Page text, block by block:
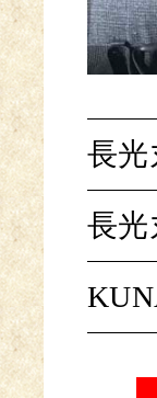
長光
長光